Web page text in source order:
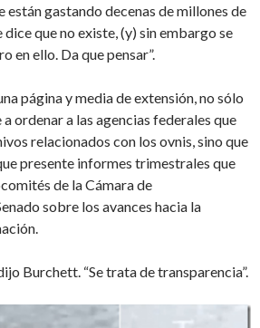
están gastando decenas de millones de
dice que no existe, (y) sin embargo se
en ello. Da que pensar”.
página y media de extensión, no sólo
ordenar a las agencias federales que
relacionados con los ovnis, sino que
presente informes trimestrales que
de la Cámara de
sobre los avances hacia la
Burchett. “Se trata de transparencia”.